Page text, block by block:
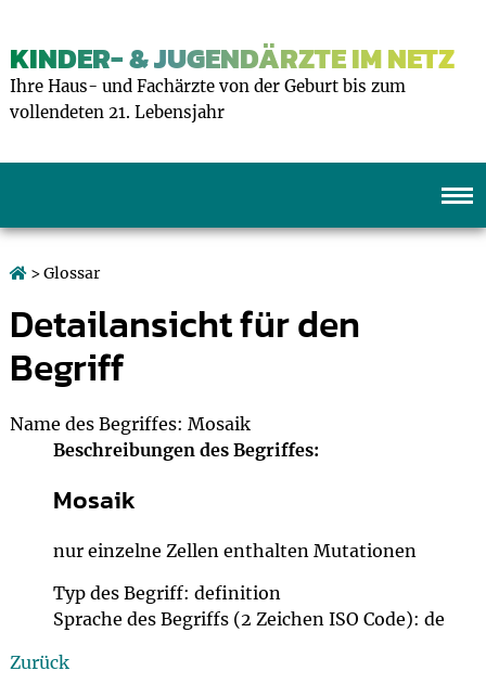
KINDER- & JUGENDÄRZTE IM NETZ
Ihre Haus- und Fachärzte von der Geburt bis zum
vollendeten 21. Lebensjahr
> Glossar
Detailansicht für den
Begriff
Name des Begriffes: Mosaik
Beschreibungen des Begriffes:
Mosaik
nur einzelne Zellen enthalten Mutationen
Typ des Begriff: definition
Sprache des Begriffs (2 Zeichen ISO Code): de
Zurück